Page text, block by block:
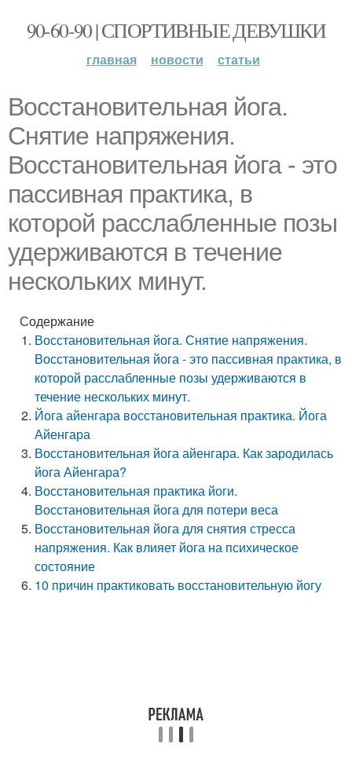
90-60-90 | СПОРТИВНЫЕ ДЕВУШКИ
главная новости статьи
Восстановительная йога.
Снятие напряжения.
Восстановительная йога - это
пассивная практика, в
которой расслабленные позы
удерживаются в течение
нескольких минут.
Содержание
Восстановительная йога. Снятие напряжения.
Восстановительная йога - это пассивная практика, в
которой расслабленные позы удерживаются в
течение нескольких минут.
Йога айенгара восстановительная практика. Йога
Айенгара
Восстановительная йога айенгара. Как зародилась
йога Айенгара?
Восстановительная практика йоги.
Восстановительная йога для потери веса
Восстановительная йога для снятия стресса
напряжения. Как влияет йога на психическое
состояние
10 причин практиковать восстановительную йогу